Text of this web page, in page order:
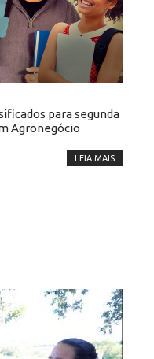
para segunda
Agronegócio
LEIA MAIS